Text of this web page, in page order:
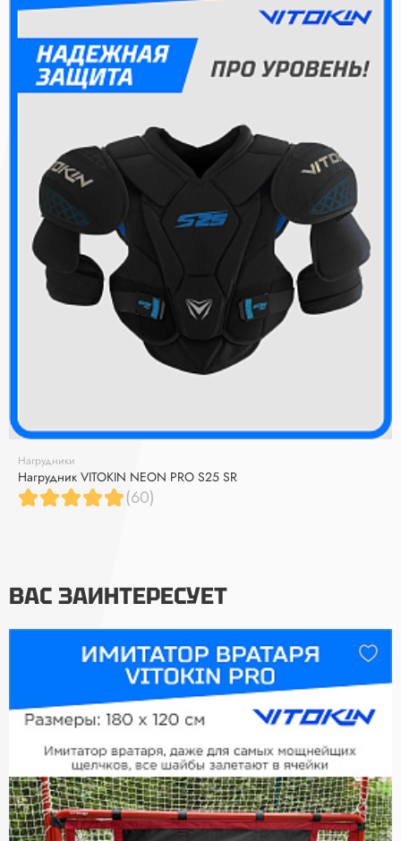
Нагрудники
Нагрудник VITOKIN NEON PRO S25 SR
(60)
ВАС ЗАИНТЕРЕСУЕТ